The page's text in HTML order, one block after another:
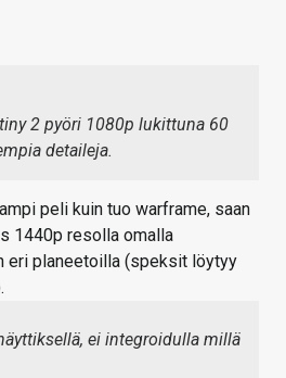
2 pyöri 1080p lukittuna 60
detaileja.
peli kuin tuo warframe, saan
1440p resolla omalla
eri planeetoilla (speksit löytyy
ei integroidulla millä